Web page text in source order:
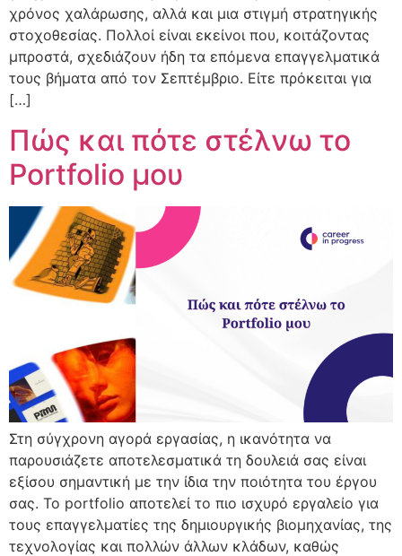
χρόνος χαλάρωσης, αλλά και μια στιγμή στρατηγικής
στοχοθεσίας. Πολλοί είναι εκείνοι που, κοιτάζοντας
μπροστά, σχεδιάζουν ήδη τα επόμενα επαγγελματικά
τους βήματα από τον Σεπτέμβριο. Είτε πρόκειται για
[…]
Πώς και πότε στέλνω το
Portfolio μου
Στη σύγχρονη αγορά εργασίας, η ικανότητα να
παρουσιάζετε αποτελεσματικά τη δουλειά σας είναι
εξίσου σημαντική με την ίδια την ποιότητα του έργου
σας. Το portfolio αποτελεί το πιο ισχυρό εργαλείο για
τους επαγγελματίες της δημιουργικής βιομηχανίας, της
τεχνολογίας και πολλών άλλων κλάδων, καθώς